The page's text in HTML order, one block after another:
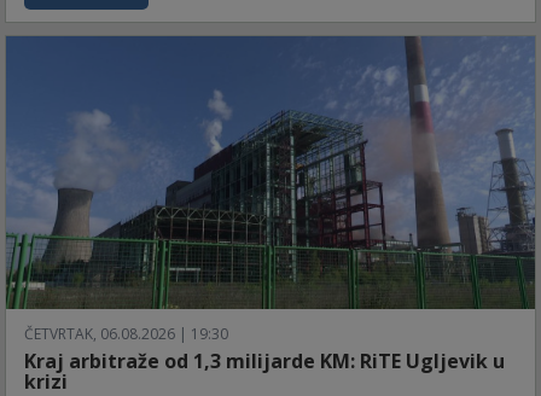
ČETVRTAK, 06.08.2026 | 19:30
Kraj arbitraže od 1,3 milijarde KM: RiTE Ugljevik u
krizi